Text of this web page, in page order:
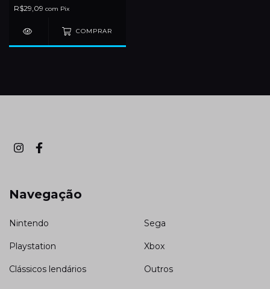
R$29,09 com Pix
COMPRAR
Navegação
Nintendo Sega
Playstation Xbox
Clássicos lendários Outros